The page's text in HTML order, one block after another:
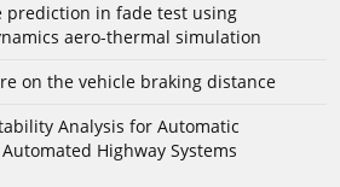
prediction in fade test using
aero-thermal simulation
on the vehicle braking distance
Analysis for Automatic
Highway Systems